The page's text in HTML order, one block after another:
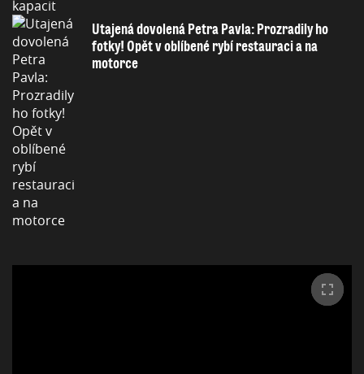
Utajená dovolená Petra Pavla: Prozradily ho
fotky! Opět v oblíbené rybí restauraci a na
motorce